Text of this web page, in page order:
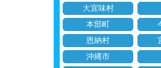
大宜味村
本部町
恩納村
沖縄市